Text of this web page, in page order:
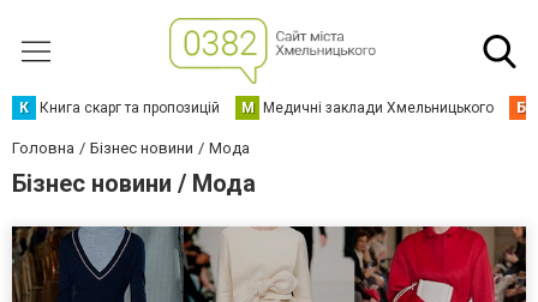
К Книга скарг та пропозицій М Медичні заклади Хмельницького Б
Головна Бізнес новини Мода
Бізнес новини / Мода